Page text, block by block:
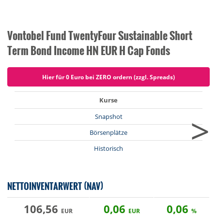
Vontobel Fund TwentyFour Sustainable Short
Term Bond Income HN EUR H Cap Fonds
Hier für 0 Euro bei ZERO ordern (zzgl. Spreads)
Kurse
Snapshot
Börsenplätze
Historisch
>
NETTOINVENTARWERT (NAV)
106,56 EUR 0,06 EUR 0,06 %